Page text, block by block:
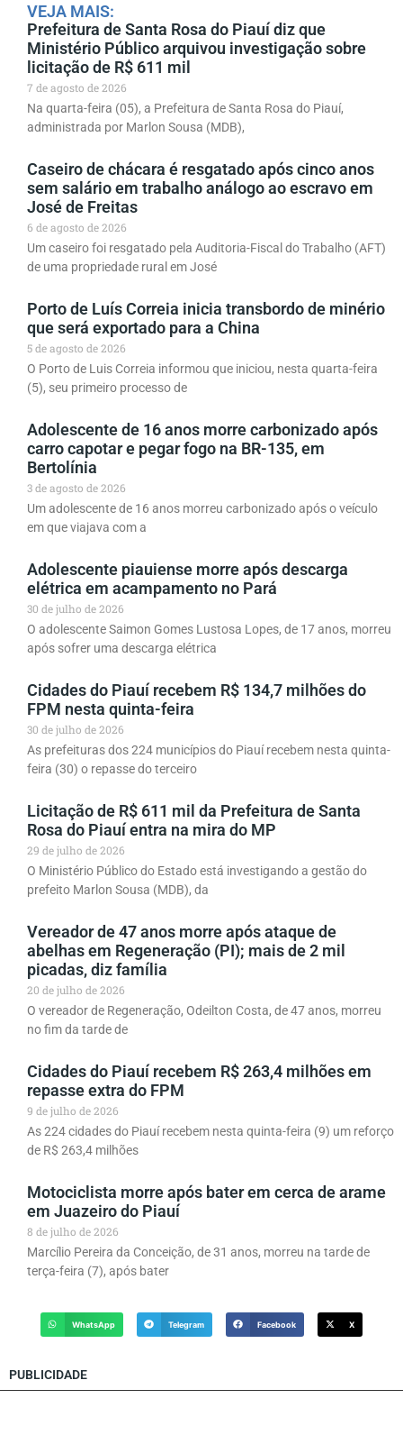
VEJA MAIS:
Prefeitura de Santa Rosa do Piauí diz que
Ministério Público arquivou investigação sobre
licitação de R$ 611 mil
7 de agosto de 2026
Na quarta-feira (05), a Prefeitura de Santa Rosa do Piauí,
administrada por Marlon Sousa (MDB),
Caseiro de chácara é resgatado após cinco anos
sem salário em trabalho análogo ao escravo em
José de Freitas
6 de agosto de 2026
Um caseiro foi resgatado pela Auditoria-Fiscal do Trabalho (AFT)
de uma propriedade rural em José
Porto de Luís Correia inicia transbordo de minério
que será exportado para a China
5 de agosto de 2026
O Porto de Luis Correia informou que iniciou, nesta quarta-feira
(5), seu primeiro processo de
Adolescente de 16 anos morre carbonizado após
carro capotar e pegar fogo na BR-135, em
Bertolínia
3 de agosto de 2026
Um adolescente de 16 anos morreu carbonizado após o veículo
em que viajava com a
Adolescente piauiense morre após descarga
elétrica em acampamento no Pará
30 de julho de 2026
O adolescente Saimon Gomes Lustosa Lopes, de 17 anos, morreu
após sofrer uma descarga elétrica
Cidades do Piauí recebem R$ 134,7 milhões do
FPM nesta quinta-feira
30 de julho de 2026
As prefeituras dos 224 municípios do Piauí recebem nesta quinta-
feira (30) o repasse do terceiro
Licitação de R$ 611 mil da Prefeitura de Santa
Rosa do Piauí entra na mira do MP
29 de julho de 2026
O Ministério Público do Estado está investigando a gestão do
prefeito Marlon Sousa (MDB), da
Vereador de 47 anos morre após ataque de
abelhas em Regeneração (PI); mais de 2 mil
picadas, diz família
20 de julho de 2026
O vereador de Regeneração, Odeilton Costa, de 47 anos, morreu
no fim da tarde de
Cidades do Piauí recebem R$ 263,4 milhões em
repasse extra do FPM
9 de julho de 2026
As 224 cidades do Piauí recebem nesta quinta-feira (9) um reforço
de R$ 263,4 milhões
Motociclista morre após bater em cerca de arame
em Juazeiro do Piauí
8 de julho de 2026
Marcílio Pereira da Conceição, de 31 anos, morreu na tarde de
terça-feira (7), após bater
WhatsApp Telegram Facebook X
PUBLICIDADE